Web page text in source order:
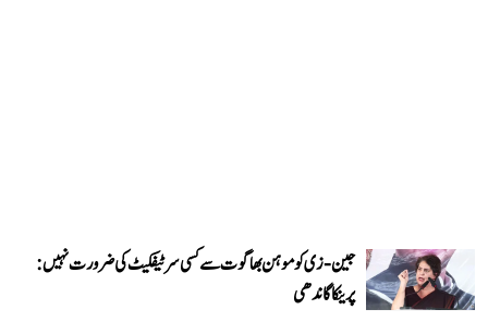
جین-زی کو موہن بھاگوت سے کسی سرٹیفکیٹ کی ضرورت نہیں:
پرینکا گاندھی